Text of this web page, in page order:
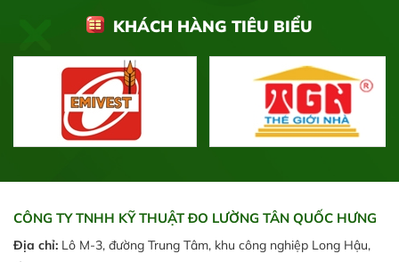
KHÁCH HÀNG TIÊU BIỂU
CÔNG TY TNHH KỸ THUẬT ĐO LƯỜNG TÂN QUỐC HƯNG
Địa chỉ: Lô M-3, đường Trung Tâm, khu công nghiệp Long Hậu,